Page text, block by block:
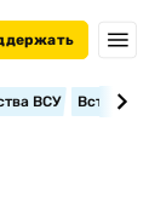
ВСУ